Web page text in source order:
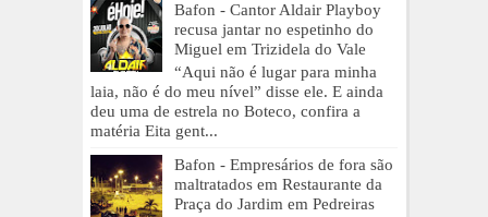
Bafon - Cantor Aldair Playboy
recusa jantar no espetinho do
Miguel em Trizidela do Vale
“Aqui não é lugar para minha
laia, não é do meu nível” disse ele. E ainda
deu uma de estrela no Boteco, confira a
matéria Eita gent...
Bafon - Empresários de fora são
maltratados em Restaurante da
Praça do Jardim em Pedreiras